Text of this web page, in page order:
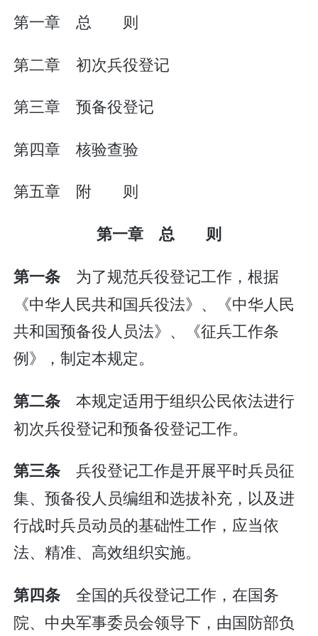
第一章 总 则
第二章 初次兵役登记
第三章 预备役登记
第四章 核验查验
第五章 附 则
第一章 总 则
第一条 为了规范兵役登记工作，根据
《中华人民共和国兵役法》、《中华人民
共和国预备役人员法》、《征兵工作条
例》，制定本规定。
第二条本规定适用于组织公民依法进行
初次兵役登记和预备役登记工作。
第三条兵役登记工作是开展平时兵员征
集、预备役人员编组和选拔补充，以及进
行战时兵员动员的基础性工作，应当依
法、精准、高效组织实施。
第四条全国的兵役登记工作，在国务
院、中央军事委员会领导下，由国防部负